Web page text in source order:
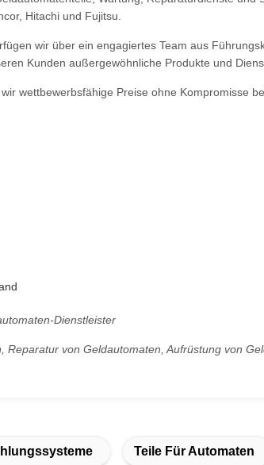
Hitachi und Fujitsu.
wir über ein engagiertes Team aus
Kunden außergewöhnliche Produkte und
wettbewerbsfähige Preise ohne Kompromisse
Dienstleister
Reparatur von Geldautomaten, Aufrüstung von
Teile Für Automaten